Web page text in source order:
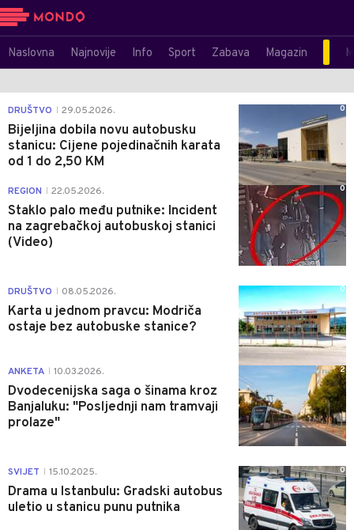
Naslovna Najnovije Info Sport Zabava Magazin
DRUŠTVO 29.05.2026.
Bijeljina dobila novu autobusku
stanicu: Cijene pojedinačnih karata
od 1 do 2,50 KM
0
REGION 22.05.2026.
Staklo palo među putnike: Incident
na zagrebačkoj autobuskoj stanici
(Video)
0
DRUŠTVO 08.05.2026.
Karta u jednom pravcu: Modriča
ostaje bez autobuske stanice?
0
ANKETA 10.03.2026.
Dvodecenijska saga o šinama kroz
Banjaluku: "Posljednji nam tramvaji
prolaze"
2
SVIJET 15.10.2025.
Drama u Istanbulu: Gradski autobus
uletio u stanicu punu putnika
0